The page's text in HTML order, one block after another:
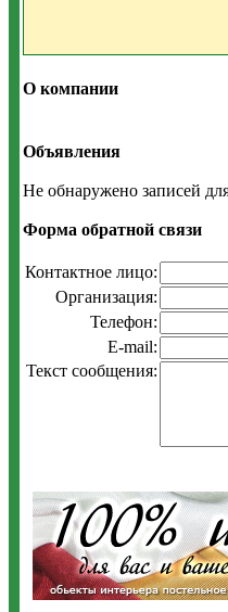
О компании
Объявления
Не обнаружено записей
Форма обратной связи
Контактное лицо:
Организация:
Телефон:
E-mail:
Текст сообщения: